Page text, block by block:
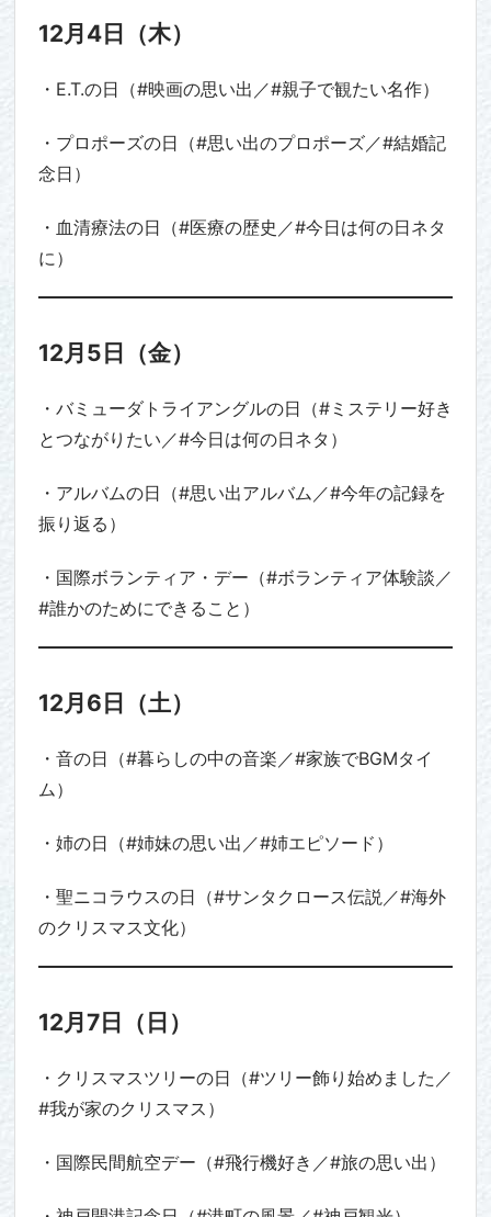
12月4日（木）
・E.T.の日（#映画の思い出／#親子で観たい名作）
・プロポーズの日（#思い出のプロポーズ／#結婚記
念日）
・血清療法の日（#医療の歴史／#今日は何の日ネタ
に）
12月5日（金）
・バミューダトライアングルの日（#ミステリー好き
とつながりたい／#今日は何の日ネタ）
・アルバムの日（#思い出アルバム／#今年の記録を
振り返る）
・国際ボランティア・デー（#ボランティア体験談／
#誰かのためにできること）
12月6日（土）
・音の日（#暮らしの中の音楽／#家族でBGMタイ
ム）
・姉の日（#姉妹の思い出／#姉エピソード）
・聖ニコラウスの日（#サンタクロース伝説／#海外
のクリスマス文化）
12月7日（日）
・クリスマスツリーの日（#ツリー飾り始めました／
#我が家のクリスマス）
・国際民間航空デー（#飛行機好き／#旅の思い出）